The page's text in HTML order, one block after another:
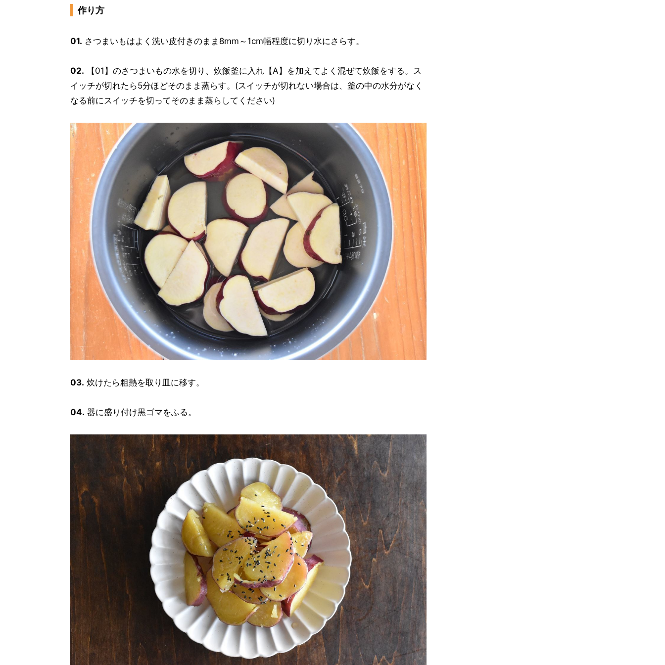
作り方
01. さつまいもはよく洗い皮付きのまま8mm～1cm幅程度に切り水にさらす。
02. 【01】のさつまいもの水を切り、炊飯釜に入れ【A】を加えてよく混ぜて炊飯をする。ス
イッチが切れたら5分ほどそのまま蒸らす。(スイッチが切れない場合は、釜の中の水分がなく
なる前にスイッチを切ってそのまま蒸らしてください)
03. 炊けたら粗熱を取り皿に移す。
04. 器に盛り付け黒ゴマをふる。